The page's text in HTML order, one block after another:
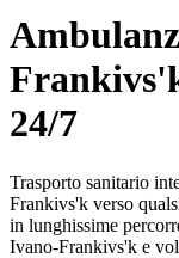
24/7
Trasporto sanitario
Frankivs'k verso
in lunghissime
Ivano-Frankivs'k e